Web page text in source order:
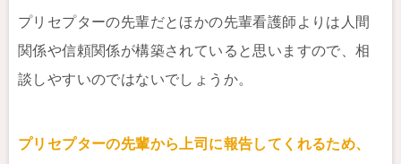
プリセプターの先輩だとほかの先輩看護師よりは人間
関係や信頼関係が構築されていると思いますので、相
談しやすいのではないでしょうか。
プリセプターの先輩から上司に報告してくれるため、